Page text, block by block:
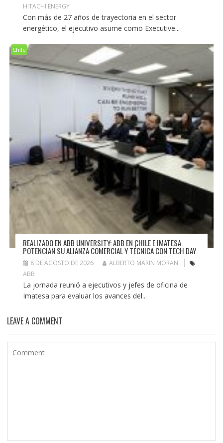
HITACHI ENERGY
Con más de 27 años de trayectoria en el sector
energético, el ejecutivo asume como Executive...
Chile
REALIZADO EN ABB UNIVERSITY: ABB EN CHILE E IMATESA
POTENCIAN SU ALIANZA COMERCIAL Y TÉCNICA CON TECH DAY
8 DE AGOSTO DE 2026
ALBERTO MARIN MORAN
ABB
La jornada reunió a ejecutivos y jefes de oficina de
Imatesa para evaluar los avances del...
LEAVE A COMMENT